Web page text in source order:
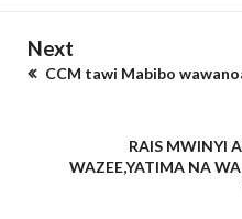
Next
CCM tawi Mabibo
RAIS MWINYI
WAZEE,YATIMA NA